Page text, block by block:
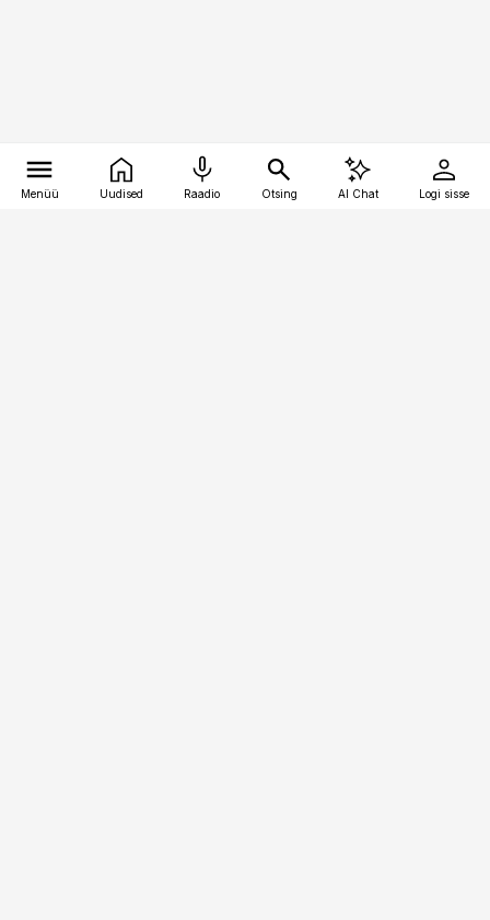
Menüü Uudised Raadio Otsing AI Chat Logi sisse